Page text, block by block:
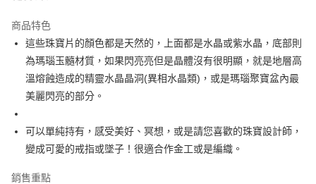
Apple Pay
街口支付
悠遊付
ATM付款
運送方式
全家取貨付款
商品特色
這些珠寶片的顏色都是天然的，上面都是水晶或紫水晶，底部則
為瑪瑙玉髓材質，如果閃亮亮但是晶體沒有很明顯，就是地層高
溫熔蝕造成的精靈水晶晶洞(異相水晶類)，或是瑪瑙聚寶盆內最
美麗閃亮的部分。
可以單純持有，感受美好、冥想，或是請您喜歡的珠寶設計師，
變成可愛的戒指或墜子！很適合作金工或是編織。
銷售重點